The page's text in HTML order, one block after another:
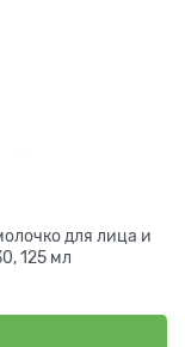
для лица и
125 мл